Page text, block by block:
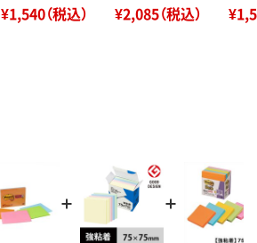
¥1,540（税込） ¥2,085（税込）